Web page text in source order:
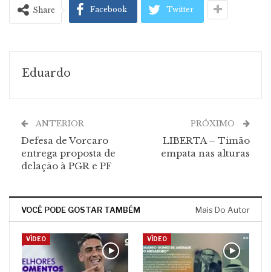
Share Facebook Twitter
Eduardo
ANTERIOR
Defesa de Vorcaro
entrega proposta de
delação à PGR e PF
PRÓXIMO
LIBERTA – Timão
empata nas alturas
VOCÊ PODE GOSTAR TAMBÉM Mais Do Autor
VÍDEO VÍDEO